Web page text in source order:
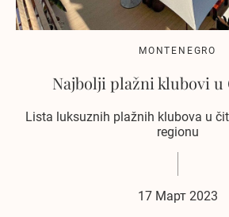
MONTENEGRO
Najbolji plažni klubovi u
Lista luksuznih plažnih klubova u
regionu
17 Март 2023